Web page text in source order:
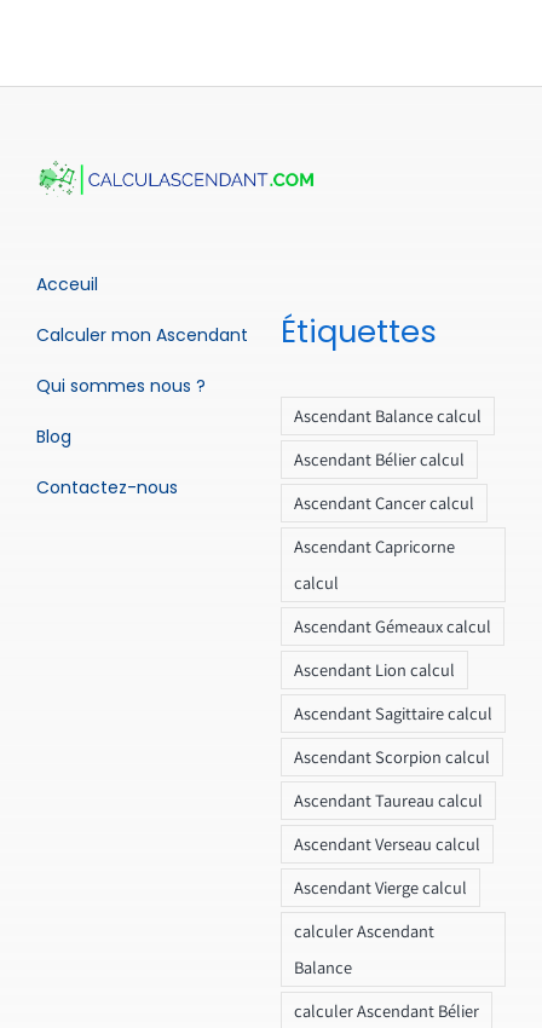
Acceuil
Calculer mon Ascendant
Qui sommes nous ?
Blog
Contactez-nous
Étiquettes
Ascendant Balance calcul
Ascendant Bélier calcul
Ascendant Cancer calcul
Ascendant Capricorne
calcul
Ascendant Gémeaux calcul
Ascendant Lion calcul
Ascendant Sagittaire calcul
Ascendant Scorpion calcul
Ascendant Taureau calcul
Ascendant Verseau calcul
Ascendant Vierge calcul
calculer Ascendant
Balance
calculer Ascendant Bélier